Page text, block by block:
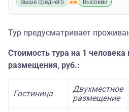
Выше среднего Высокий
Тур предусматривает
Стоимость тура на 1 человека
размещения, руб.:
Гостиница
Двухместное
размещение